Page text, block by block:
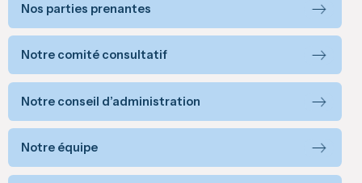
Nos parties prenantes
Notre comité consultatif
Notre conseil d’administration
Notre équipe